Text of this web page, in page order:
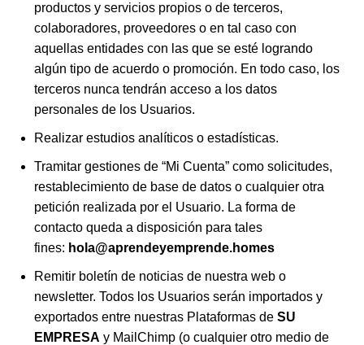
productos y servicios propios o de terceros,
colaboradores, proveedores o en tal caso con
aquellas entidades con las que se esté logrando
algún tipo de acuerdo o promoción. En todo caso, los
terceros nunca tendrán acceso a los datos
personales de los Usuarios.
Realizar estudios analíticos o estadísticas.
Tramitar gestiones de “Mi Cuenta” como solicitudes,
restablecimiento de base de datos o cualquier otra
petición realizada por el Usuario. La forma de
contacto queda a disposición para tales
fines: hola@aprendeyemprende.homes
Remitir boletín de noticias de nuestra web o
newsletter. Todos los Usuarios serán importados y
exportados entre nuestras Plataformas de SU
EMPRESA y MailChimp (o cualquier otro medio de